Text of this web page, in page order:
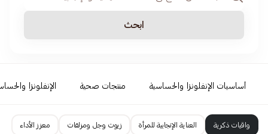
ابحث
أساسيات الإنفلونزا والحساسية منتجات صحية الإنفلونزا
واقيات ذكرية العناية الإنجابية للمرأة زيوت وجل ومزلقات معزز الأداء